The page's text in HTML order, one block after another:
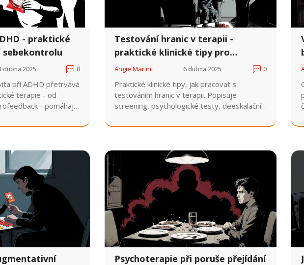
- praktické
sebekontrolu
dubna 2025 0
při ADHD přetrvává
terapie - od
- pomáhají
Testování hranic v terapii -
praktické klinické tipy pro
psychoterapeuty
Angie Marini 6 dubna 2025 0
Praktické klinické tipy, jak pracovat s
testováním hranic v terapii. Popisuje
screening, psychologické testy, deeskalační
psychoterapeuty a specialisty.
Psychoterapie při poruše přejídání